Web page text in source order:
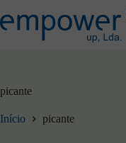
para
o
picante
Início picante